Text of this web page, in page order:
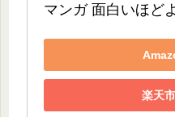
マンガ 面白いほど
楽天